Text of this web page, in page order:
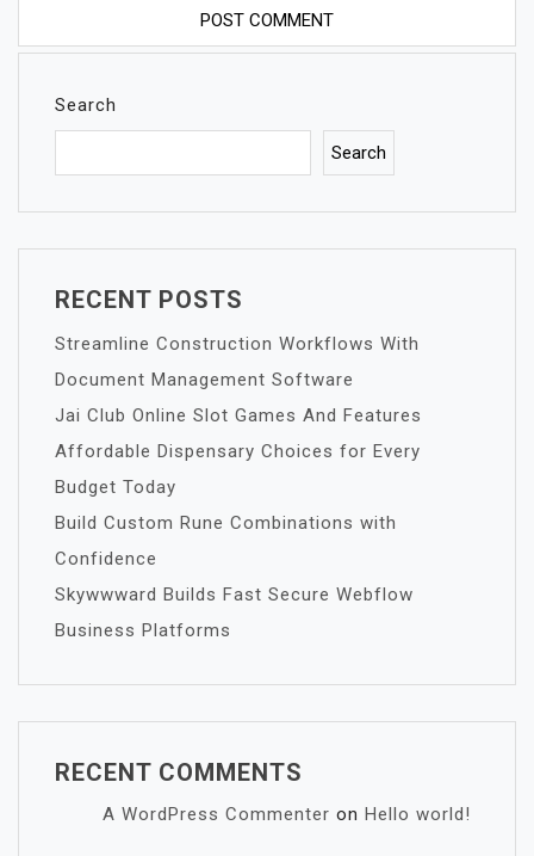
Search
Search
RECENT POSTS
Streamline Construction Workflows With
Document Management Software
Jai Club Online Slot Games And Features
Affordable Dispensary Choices for Every
Budget Today
Build Custom Rune Combinations with
Confidence
Skywwward Builds Fast Secure Webflow
Business Platforms
RECENT COMMENTS
A WordPress Commenter on Hello world!